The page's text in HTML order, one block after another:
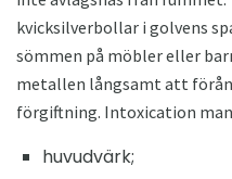
kvicksilverbollar i golvens
sömmen på möbler eller
metallen långsamt att
förgiftning. Intoxication
huvudvärk;